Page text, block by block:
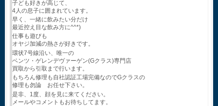
子ども好きが高じて、
4人の息子に囲まれています。
早く、一緒に飲みたい分だけ
最近控え目な飲み方に^^*)
仕事も遊びも
オヤジ加減の熱さが好きです。
環状7号線沿い、唯一の
ベンツ・ゲレンデヴァーゲン(Gクラス)専門店
買取から引取まで行います。
もちろん修理も自社認証工場完備なのでGクラスの
修理も勿論 お任せ下さい。
是非、1度、顔を見に来てください。
メールやコメントもお待ちしてます。